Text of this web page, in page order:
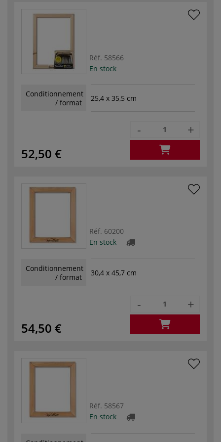
Réf. 58566
En stock
Conditionnement
/ format
25,4 x 35,5 cm
52,50 €
- +
Réf. 60200
En stock
Conditionnement
/ format
30,4 x 45,7 cm
54,50 €
- +
Réf. 58567
En stock